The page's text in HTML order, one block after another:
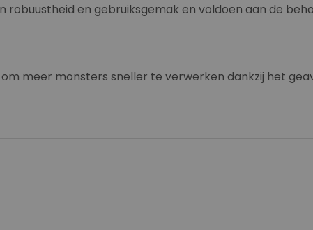
robuustheid en gebruiksgemak en voldoen aan de
meer monsters sneller te verwerken dankzij het